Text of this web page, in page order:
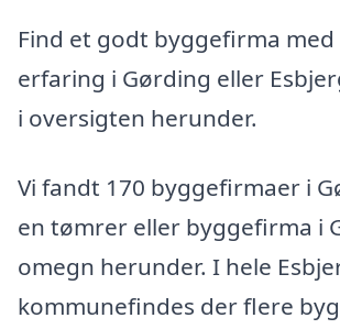
Find et godt byggefirma
erfaring i Gørding eller
i oversigten herunder.
Vi fandt 170 byggefirmaer i
en tømrer eller byggefirma i
omegn herunder. I hele
kommunefindes der flere